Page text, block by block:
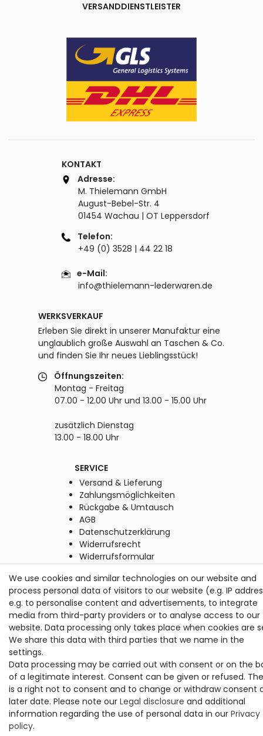
VERSANDDIENSTLEISTER
KONTAKT
Adresse:
M. Thielemann GmbH
August-Bebel-Str. 4
01454 Wachau | OT Leppersdorf
Telefon:
+49 (0) 3528 | 44 22 18
e-Mail:
info@thielemann-lederwaren.de
WERKSVERKAUF
Erleben Sie direkt in unserer Manufaktur eine
unglaublich große Auswahl an Taschen & Co.
und finden Sie Ihr neues Lieblingsstück!
Öffnungszeiten:
Montag - Freitag
07.00 - 12.00 Uhr und 13.00 - 15.00 Uhr
zusätzlich Dienstag
13.00 - 18.00 Uhr
SERVICE
Versand & Lieferung
Zahlungsmöglichkeiten
Rückgabe & Umtausch
AGB
Datenschutzerklärung
Widerrufsrecht
Widerrufsformular
© Copyright M. Thielemann GmbH 2020 | Alle Rechte
vorbehalten.
alle Preise inkl. gesetzlicher MwSt. | zzgl. Versandkosten
We use cookies and similar technologies on our website and
process personal data of visitors to our website (e.g. IP
e.g. to personalise content and advertisements, to integrate
media from third-party providers or to analyse access to our
website. Data processing only takes place when cookies are
We share this data with third parties that we name in the
settings.
Data processing may be carried out with consent or on the
of a legitimate interest. Consent can be given or refused.
is a right not to consent and to change or withdraw consent
later date. Please note our Legal disclosure and additional
information regarding the use of personal data in our Privacy
policy.